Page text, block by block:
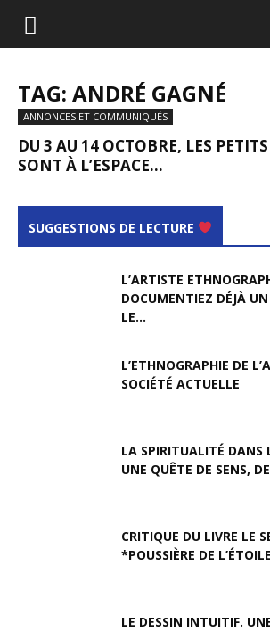
TAG: ANDRÉ GAGNÉ
ANNONCES ET COMMUNIQUÉS
DU 3 AU 14 OCTOBRE, LES
SONT À L’ESPACE...
SUGGESTIONS DE LECTURE
L’ARTISTE
DOCUMENTIEZ DÉJÀ
LE...
L’ETHNOGRAPHIE DE
SOCIÉTÉ ACTUELLE
LA SPIRITUALITÉ DANS
UNE QUÊTE DE SENS,
CRITIQUE DU LIVRE LE
*POUSSIÈRE DE
LE DESSIN INTUITIF.